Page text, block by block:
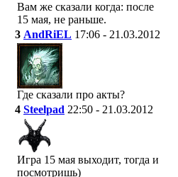
Вам же сказали когда: после
15 мая, не раньше.
3 AndRiEL 17:06 - 21.03.2012
Где сказали про акты?
4 Steelpad 22:50 - 21.03.2012
Игра 15 мая выходит, тогда и
посмотришь)